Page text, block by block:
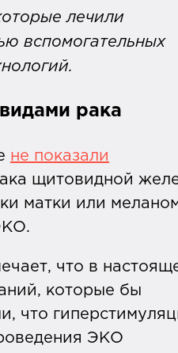
лечили
вспомогательных
рака
не показали
щитовидной
матки или
что в
которые бы
что
ЭКО